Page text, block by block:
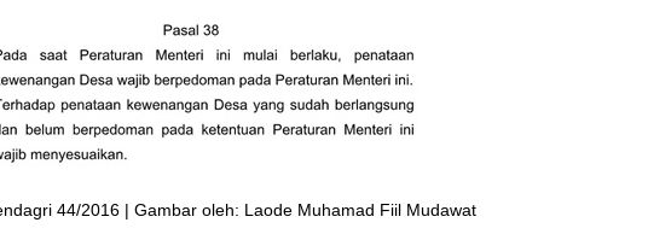
44/2016 | Gambar oleh: Laode Muhamad Fiil Mudawat